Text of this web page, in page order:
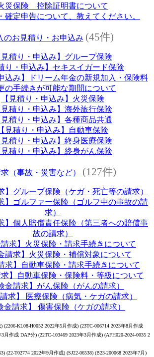
災保険 控除証明書について
確定申告について、教えてください。
のお見積り・お申込み (45件)
見積り・申込み】グループ保険
り・申込み】セキスイガード保険
込み】ドリーム年金の新規加入・保険料
の手続きが可能な期間について
【見積り・申込み】火災保険
見積り・申込み】海外旅行保険
見積り・申込み】各種商品共通
【見積り・申込み】自動車保険
見積り・申込み】終身医療保険
見積り・申込み】終身がん保険
（事故・災害など） (127件)
】グループ保険（ケガ・死亡等の請求）
】ゴルファー保険（ゴルフ中の事故の請
求）
】個人賠償責任保険（第三者への賠償事
故の請求）
請求】火災保険・請求手続きについて
請求】火災保険・補償対象について
求】自動車保険・請求手続きについて
求】自動車保険・保険料・等級について
金請求】がん保険（がんの請求）
請求】 医療保険（病気・ケガの請求）
金請求】 傷害保険（ケガの請求）
(2206-KL08-H0052 2022年5月作成) (23TC-006714 2023年8月作成
月作成 DAP分) (22TC-103469 2023年3月作成) (AFH020-2024-0035 2
(22-T02774 2022年9月作成) (SJ22-06538) (B23-200068 2023年7月)